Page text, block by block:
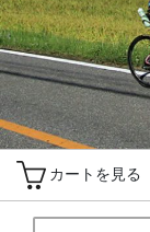
カートを見る